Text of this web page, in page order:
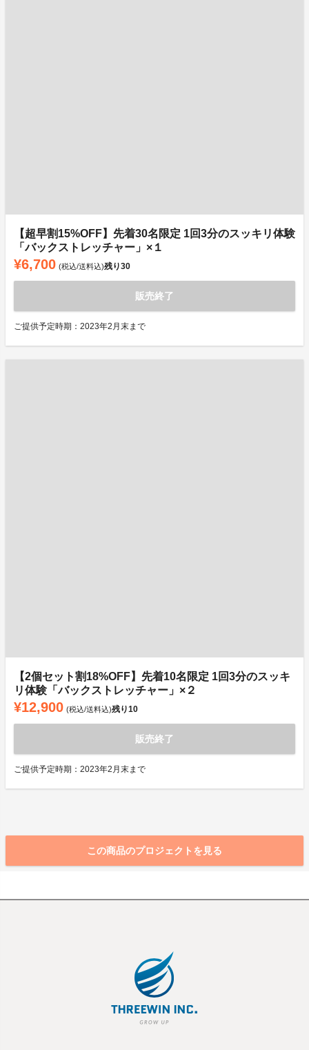
【超早割15%OFF】先着30名限定 1回3分のスッキリ体験
「バックストレッチャー」×１
¥6,700 (税込/送料込)残り30
販売終了
ご提供予定時期：2023年2月末まで
【2個セット割18%OFF】先着10名限定 1回3分のスッキ
リ体験「バックストレッチャー」×２
¥12,900 (税込/送料込)残り10
販売終了
ご提供予定時期：2023年2月末まで
この商品のプロジェクトを見る